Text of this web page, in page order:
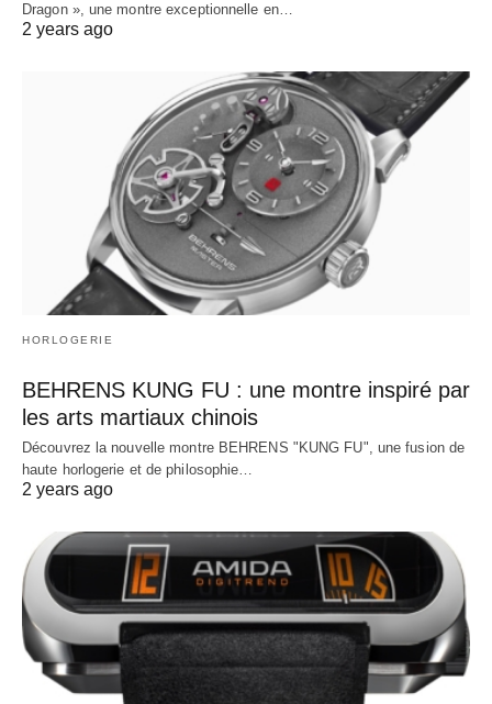
Dragon », une montre exceptionnelle en…
2 years ago
HORLOGERIE
BEHRENS KUNG FU : une montre inspiré par
les arts martiaux chinois
Découvrez la nouvelle montre BEHRENS "KUNG FU", une fusion de
haute horlogerie et de philosophie…
2 years ago